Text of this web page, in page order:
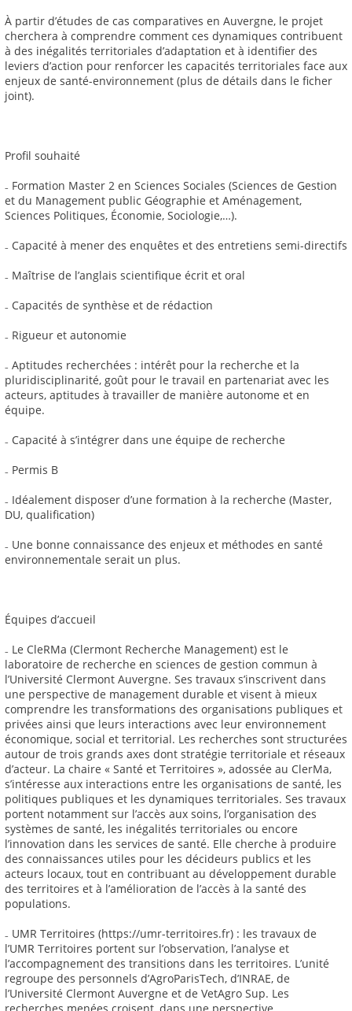
À partir d’études de cas comparatives en Auvergne, le projet
cherchera à comprendre comment ces dynamiques contribuent
à des inégalités territoriales d’adaptation et à identifier des
leviers d’action pour renforcer les capacités territoriales face aux
enjeux de santé-environnement (plus de détails dans le ficher
joint).
Profil souhaité
₋ Formation Master 2 en Sciences Sociales (Sciences de Gestion
et du Management public Géographie et Aménagement,
Sciences Politiques, Économie, Sociologie,…).
₋ Capacité à mener des enquêtes et des entretiens semi-directifs
₋ Maîtrise de l’anglais scientifique écrit et oral
₋ Capacités de synthèse et de rédaction
₋ Rigueur et autonomie
₋ Aptitudes recherchées : intérêt pour la recherche et la
pluridisciplinarité, goût pour le travail en partenariat avec les
acteurs, aptitudes à travailler de manière autonome et en
équipe.
₋ Capacité à s’intégrer dans une équipe de recherche
₋ Permis B
₋ Idéalement disposer d’une formation à la recherche (Master,
DU, qualification)
₋ Une bonne connaissance des enjeux et méthodes en santé
environnementale serait un plus.
Équipes d’accueil
₋ Le CleRMa (Clermont Recherche Management) est le
laboratoire de recherche en sciences de gestion commun à
l’Université Clermont Auvergne. Ses travaux s’inscrivent dans
une perspective de management durable et visent à mieux
comprendre les transformations des organisations publiques et
privées ainsi que leurs interactions avec leur environnement
économique, social et territorial. Les recherches sont structurées
autour de trois grands axes dont stratégie territoriale et réseaux
d’acteur. La chaire « Santé et Territoires », adossée au ClerMa,
s’intéresse aux interactions entre les organisations de santé, les
politiques publiques et les dynamiques territoriales. Ses travaux
portent notamment sur l’accès aux soins, l’organisation des
systèmes de santé, les inégalités territoriales ou encore
l’innovation dans les services de santé. Elle cherche à produire
des connaissances utiles pour les décideurs publics et les
acteurs locaux, tout en contribuant au développement durable
des territoires et à l’amélioration de l’accès à la santé des
populations.
₋ UMR Territoires (https://umr-territoires.fr) : les travaux de
l’UMR Territoires portent sur l’observation, l’analyse et
l’accompagnement des transitions dans les territoires. L’unité
regroupe des personnels d’AgroParisTech, d’INRAE, de
l’Université Clermont Auvergne et de VetAgro Sup. Les